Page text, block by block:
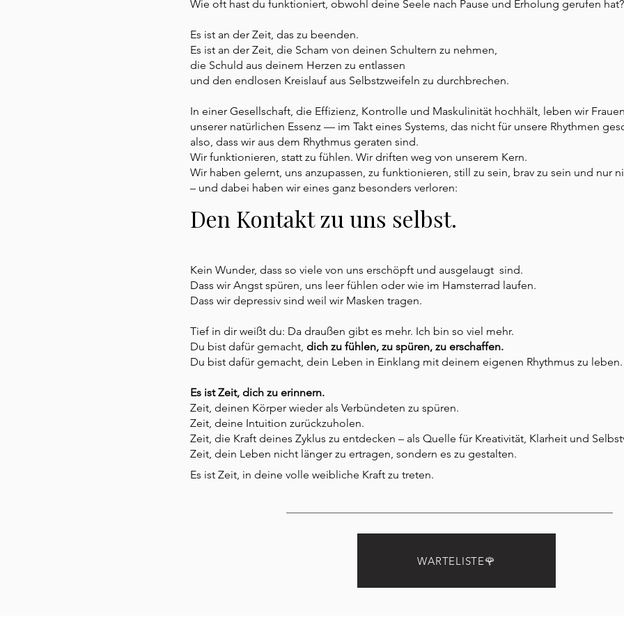
Wie oft hast du funktioniert, obwohl deine Seele nach Pause und Erholung gerufen hat?
Es ist an der Zeit, das zu beenden.
Es ist an der Zeit, die Scham von deinen Schultern zu nehmen,
die Schuld aus deinem Herzen zu entlassen
und den endlosen Kreislauf aus Selbstzweifeln zu durchbrechen.
In einer Gesellschaft, die Effizienz, Kontrolle und Maskulinität hochhält, leben wir
unserer natürlichen Essenz — im Takt eines Systems, das nicht für unsere Rhythmen
also, dass wir aus dem Rhythmus geraten sind.
Wir funktionieren, statt zu fühlen. Wir driften weg von unserem Kern.
Wir haben gelernt, uns anzupassen, zu funktionieren, still zu sein, brav zu sein und nur
– und dabei haben wir eines ganz besonders verloren:
​Den Kontakt zu uns selbst.
Kein Wunder, dass so viele von uns erschöpft und ausgelaugt sind.
Dass wir Angst spüren, uns leer fühlen oder wie im Hamsterrad laufen.
Dass wir depressiv sind weil wir Masken tragen.
Tief in dir weißt du: Da draußen gibt es mehr. Ich bin so viel mehr.
Du bist dafür gemacht, dich zu fühlen, zu spüren, zu erschaffen.
Du bist dafür gemacht, dein Leben in Einklang mit deinem eigenen Rhythmus zu leben.
Es ist Zeit, dich zu erinnern.
Zeit, deinen Körper wieder als Verbündeten zu spüren.
Zeit, deine Intuition zurückzuholen.
Zeit, die Kraft deines Zyklus zu entdecken – als Quelle für Kreativität, Klarheit und
Zeit, dein Leben nicht länger zu ertragen, sondern es zu gestalten.
Es ist Zeit, in deine volle weibliche Kraft zu treten.
WARTELISTE🌹